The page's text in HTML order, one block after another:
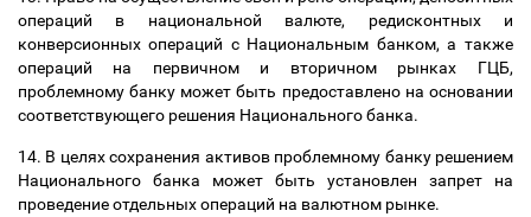
операций в национальной валюте, редисконтных и
конверсионных операций с Национальным банком, а также
операций на первичном и вторичном рынках ГЦБ,
проблемному банку может быть предоставлено на основании
соответствующего решения Национального банка.
14. В целях сохранения активов проблемному банку решением
Национального банка может быть установлен запрет на
проведение отдельных операций на валютном рынке.